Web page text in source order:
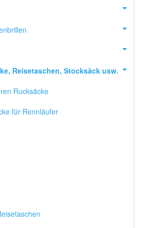
Reisetaschen, Stocksäck usw.
Rucksäcke
für Rennläufer